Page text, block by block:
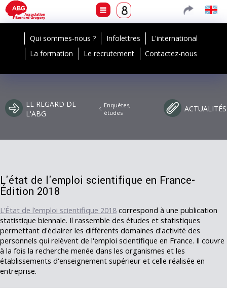
Qui sommes-nous ? Infolettres
L'international
La formation
Le recrutement Contactez-nous
LE REGARD DE
L'ABG
Enquêtes,
études
ACTUALITÉS
L'état de l'emploi scientifique en France-
Édition 2018
L’État de l’emploi scientifique 2018 correspond à une publication
statistique biennale. Il rassemble des études et statistiques
permettant d'éclairer les différents domaines d'activité des
personnels qui relèvent de l'emploi scientifique en France. Il couvre
à la fois la recherche menée dans les organismes et les
établissements d'enseignement supérieur et celle réalisée en
entreprise.